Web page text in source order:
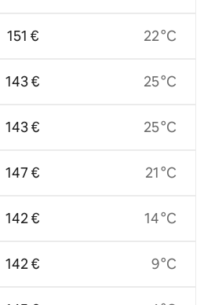
151 €
143 €
143 €
147 €
142 €
142 €
22 °C
25 °C
25 °C
21 °C
14 °C
9 °C